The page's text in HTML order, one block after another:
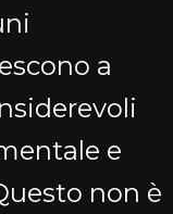
a
e
non è